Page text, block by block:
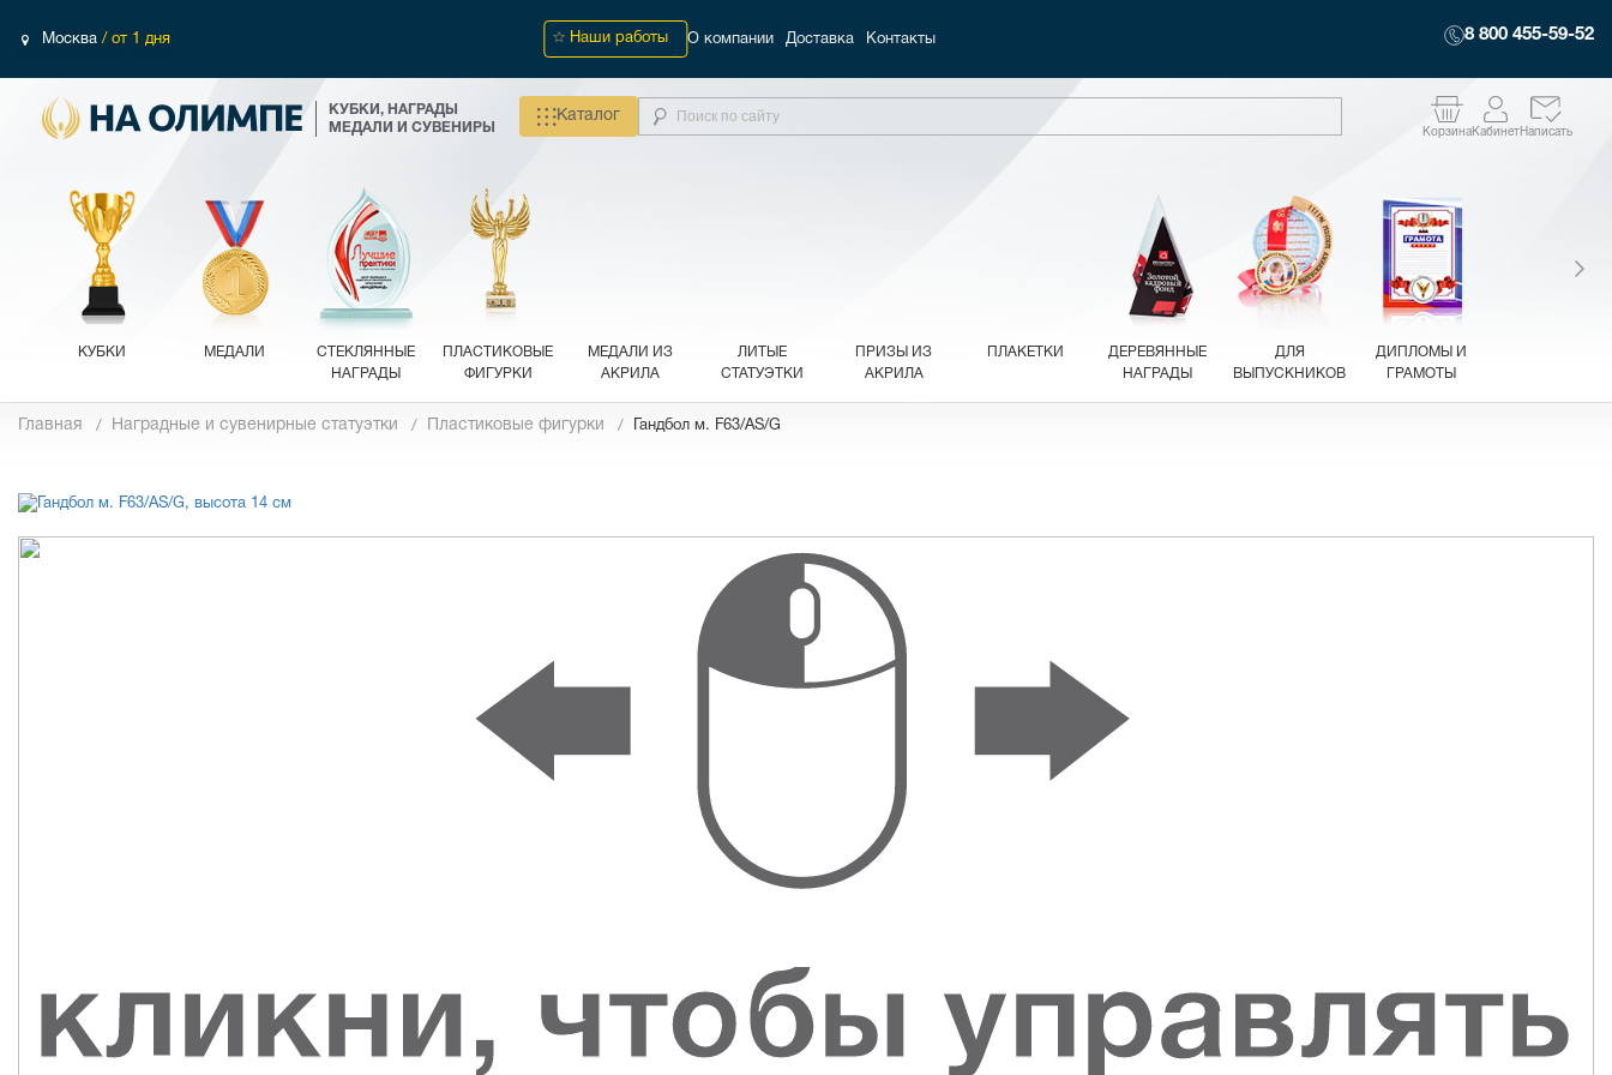
Москва / от 1 дня Наши работы О компании Доставка Контакты 8 800 455-59-52
КУБКИ, НАГРАДЫ
МЕДАЛИ И СУВЕНИРЫ
Каталог
КорзинаКабинетНаписать
КУБКИ МЕДАЛИ
СТЕКЛЯННЫЕ
НАГРАДЫ
ПЛАСТИКОВЫЕ
ФИГУРКИ
МЕДАЛИ ИЗ
АКРИЛА
ЛИТЫЕ
СТАТУЭТКИ
ПРИЗЫ ИЗ
АКРИЛА
ПЛАКЕТКИ
ДЕРЕВЯННЫЕ
НАГРАДЫ
ДЛЯ
ВЫПУСКНИКОВ
ДИПЛОМЫ И
ГРАМОТЫ
Главная Наградные и сувенирные статуэтки Пластиковые фигурки Гандбол м. F63/АS/G